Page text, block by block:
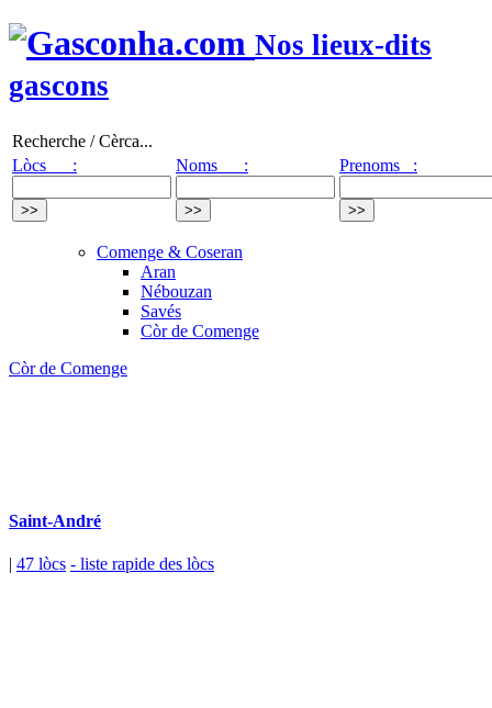
Nos lieux-dits
gascons
Recherche / Cèrca...
Lòcs :
Noms : Prenoms :
Comenge & Coseran
Aran
Nébouzan
Savés
Còr de Comenge
Còr de Comenge
Saint-André
| 47 lòcs - liste rapide des lòcs